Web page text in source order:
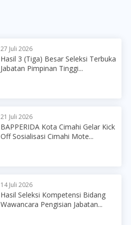
27 Juli 2026
Hasil 3 (Tiga) Besar Seleksi Terbuka
Jabatan Pimpinan Tinggi...
21 Juli 2026
BAPPERIDA Kota Cimahi Gelar Kick
Off Sosialisasi Cimahi Mote...
14 Juli 2026
Hasil Seleksi Kompetensi Bidang
Wawancara Pengisian Jabatan...